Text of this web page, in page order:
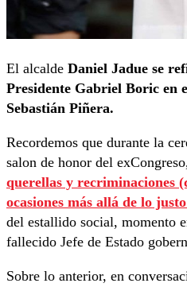
El alcalde Daniel Jadue se
Presidente Gabriel Boric en
Sebastián Piñera.
Recordemos que durante la
salon de honor del
querellas y recriminaciones
ocasiones más allá de lo
del estallido social, momento
fallecido Jefe de Estado
Sobre lo anterior, en